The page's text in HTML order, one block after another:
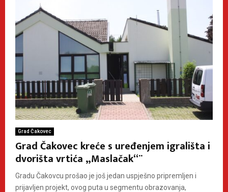
Grad Čakovec
Grad Čakovec kreće s uređenjem igrališta i
dvorišta vrtića „Maslačak“¨
Gradu Čakovcu prošao je još jedan uspješno pripremljen i
prijavljen projekt, ovog puta u segmentu obrazovanja,